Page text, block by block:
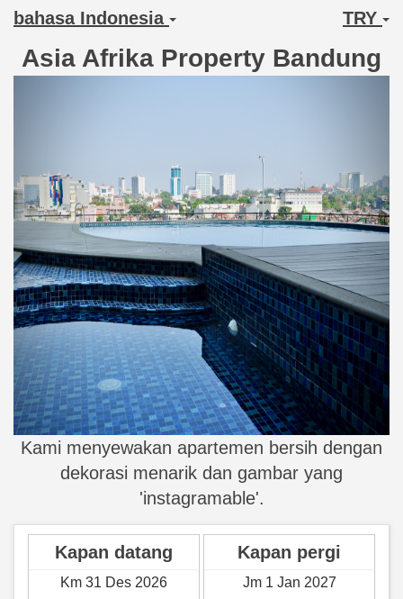
bahasa Indonesia TRY
Asia Afrika Property Bandung
Kami menyewakan apartemen bersih dengan
dekorasi menarik dan gambar yang
'instagramable'.
Kapan datang Kapan pergi